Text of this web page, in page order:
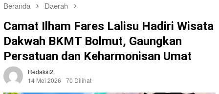
Beranda Daerah
Camat Ilham Fares Lalisu Hadiri Wisata
Dakwah BKMT Bolmut, Gaungkan
Persatuan dan Keharmonisan Umat
Redaksi2
14 Mei 2026
70 Dilihat